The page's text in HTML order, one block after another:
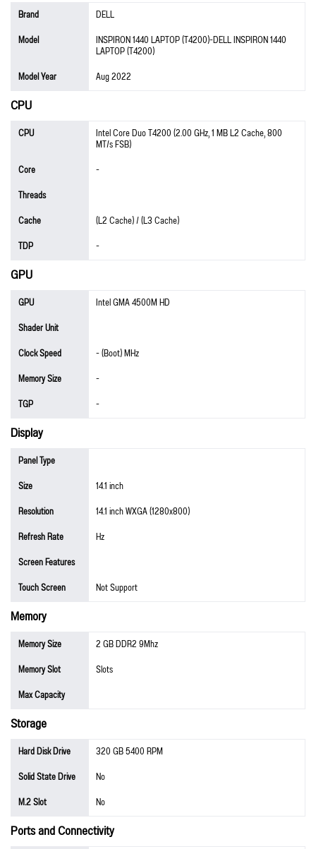
Brand
DELL
Model
INSPIRON 1440 LAPTOP (T4200)-DELL INSPIRON 1440
LAPTOP (T4200)
Model Year
Aug 2022
CPU
CPU Intel Core Duo T4200 (2.00 GHz, 1 MB L2 Cache, 800
MT/s FSB)
Core
-
Threads
Cache
(L2 Cache) / (L3 Cache)
TDP
-
GPU
GPU
Intel GMA 4500M HD
Shader Unit
Clock Speed
- (Boot) MHz
Memory Size
-
TGP
-
Display
Panel Type
Size
14.1 inch
Resolution
14.1 inch WXGA (1280x800)
Refresh Rate
Hz
Screen Features
Touch Screen
Not Support
Memory
Memory Size
2 GB DDR2 9Mhz
Memory Slot
Slots
Max Capacity
Storage
Hard Disk Drive
320 GB 5400 RPM
Solid State Drive
No
M.2 Slot
No
Ports and Connectivity